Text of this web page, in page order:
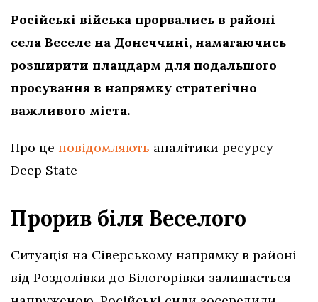
Російські війська прорвались в районі
села Веселе на Донеччині, намагаючись
розширити плацдарм для подальшого
просування в напрямку стратегічно
важливого міста.
Про це повідомляють аналітики ресурсу
Deep State
Прорив біля Веселого
Ситуація на Сіверському напрямку в районі
від Роздолівки до Білогорівки залишається